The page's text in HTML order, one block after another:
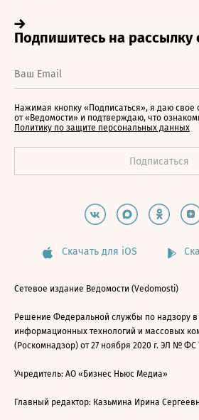
Нажимая кнопку «Подписаться», я даю свое
от «Ведомости» и подтверждаю, что
Политику по защите персональных данных
Скачать для iOS
Сетевое издание Ведомости (Vedomosti)
Решение Федеральной службы по надзору
информационных технологий и массовых
(Роскомнадзор) от 27 ноября 2020 г. ЭЛ № ФС
Учредитель: АО «Бизнес Ньюс Медиа»
Главный редактор: Казьмина Ирина